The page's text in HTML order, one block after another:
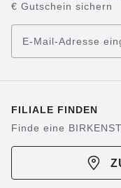
€ Gutschein sichern
E-Mail-Adresse
FILIALE FINDEN
Finde eine